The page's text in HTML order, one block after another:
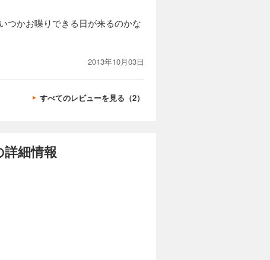
つかお喋りできる日が来るのかな
2013年10月03日
すべてのレビューを見る（2）
細情報